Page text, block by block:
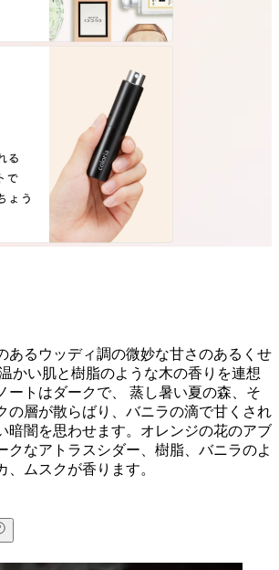
あるウッディ調の微妙な甘さのあるくせ
かい肌と樹脂のような木の香りを連想
ートはダークで、 蒸し暑い夏の森、そ
の層が散らばり、バニラの滴で甘くされ
暗闇を思わせます。オレンジの花のアブ
クなアトラスシダー、樹脂、バニラのよ
、ムスクが香ります。